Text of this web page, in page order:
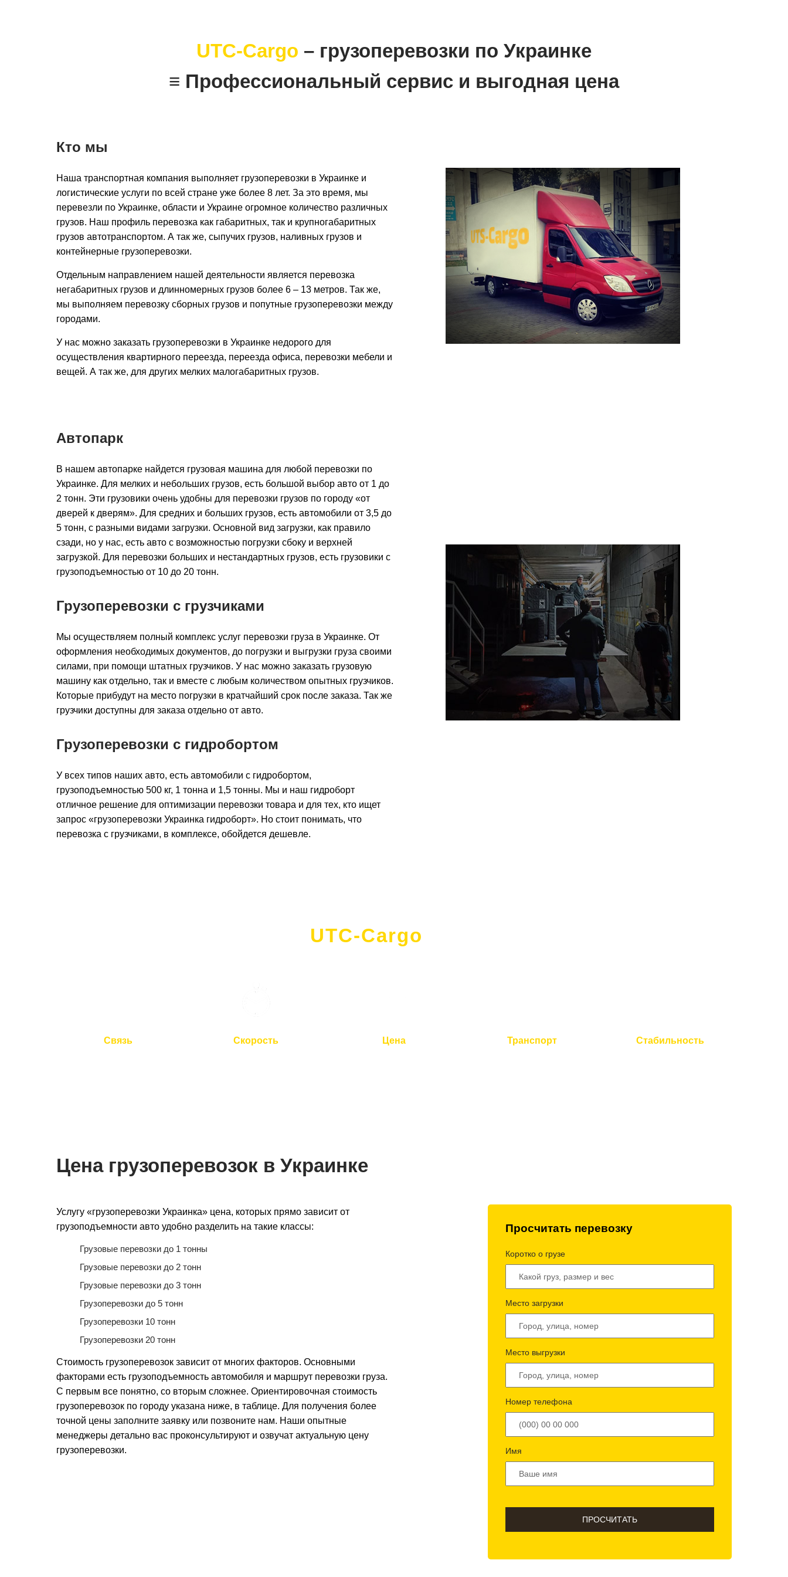
UTC-Cargo – грузоперевозки по Украинке
≡ Профессиональный сервис и выгодная цена
Кто мы
Наша транспортная компания выполняет грузоперевозки в Украинке и
логистические услуги по всей стране уже более 8 лет. За это время, мы
перевезли по Украинке, области и Украине огромное количество различных
грузов. Наш профиль перевозка как габаритных, так и крупногабаритных
грузов автотранспортом. А так же, сыпучих грузов, наливных грузов и
контейнерные грузоперевозки.
Отдельным направлением нашей деятельности является перевозка
негабаритных грузов и длинномерных грузов более 6 – 13 метров. Так же,
мы выполняем перевозку сборных грузов и попутные грузоперевозки между
городами.
У нас можно заказать грузоперевозки в Украинке недорого для
осуществления квартирного переезда, переезда офиса, перевозки мебели и
вещей. А так же, для других мелких малогабаритных грузов.
Автопарк
В нашем автопарке найдется грузовая машина для любой перевозки по
Украинке. Для мелких и небольших грузов, есть большой выбор авто от 1 до
2 тонн. Эти грузовики очень удобны для перевозки грузов по городу «от
дверей к дверям». Для средних и больших грузов, есть автомобили от 3,5 до
5 тонн, с разными видами загрузки. Основной вид загрузки, как правило
сзади, но у нас, есть авто с возможностью погрузки сбоку и верхней
загрузкой. Для перевозки больших и нестандартных грузов, есть грузовики с
грузоподъемностью от 10 до 20 тонн.
Грузоперевозки с грузчиками
Мы осуществляем полный комплекс услуг перевозки груза в Украинке. От
оформления необходимых документов, до погрузки и выгрузки груза своими
силами, при помощи штатных грузчиков. У нас можно заказать грузовую
машину как отдельно, так и вместе с любым количеством опытных грузчиков.
Которые прибудут на место погрузки в кратчайший срок после заказа. Так же
грузчики доступны для заказа отдельно от авто.
Грузоперевозки с гидробортом
У всех типов наших авто, есть автомобили с гидробортом,
грузоподъемностью 500 кг, 1 тонна и 1,5 тонны. Мы и наш гидроборт
отличное решение для оптимизации перевозки товара и для тех, кто ищет
запрос «грузоперевозки Украинка гидроборт». Но стоит понимать, что
перевозка с грузчиками, в комплексе, обойдется дешевле.
UTC-Cargo
Связь
Скорость
Цена
Транспорт
Стабильность
Цена грузоперевозок в Украинке
Услугу «грузоперевозки Украинка» цена, которых прямо зависит от
грузоподъемности авто удобно разделить на такие классы:
Грузовые перевозки до 1 тонны
Грузовые перевозки до 2 тонн
Грузовые перевозки до 3 тонн
Грузоперевозки до 5 тонн
Грузоперевозки 10 тонн
Грузоперевозки 20 тонн
Стоимость грузоперевозок зависит от многих факторов. Основными
факторами есть грузоподъемность автомобиля и маршрут перевозки груза.
С первым все понятно, со вторым сложнее. Ориентировочная стоимость
грузоперевозок по городу указана ниже, в таблице. Для получения более
точной цены заполните заявку или позвоните нам. Наши опытные
менеджеры детально вас проконсультируют и озвучат актуальную цену
грузоперевозки.
Просчитать перевозку
Коротко о грузе
Место загрузки
Место выгрузки
Номер телефона
Имя
ПРОСЧИТАТЬ